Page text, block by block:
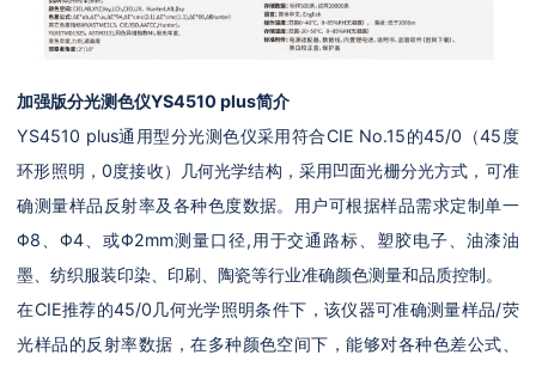
加强版分光测色仪YS4510 plus简介
YS4510 plus通用型分光测色仪采用符合CIE No.15的45/0（45度
环形照明，0度接收）几何光学结构，采用凹面光栅分光方式，可准
确测量样品反射率及各种色度数据。用户可根据样品需求定制单一
Φ8、Φ4、或Φ2mm测量口径,用于交通路标、塑胶电子、油漆油
墨、纺织服装印染、印刷、陶瓷等行业准确颜色测量和品质控制。
在CIE推荐的45/0几何光学照明条件下，该仪器可准确测量样品/荧
光样品的反射率数据，在多种颜色空间下，能够对各种色差公式、